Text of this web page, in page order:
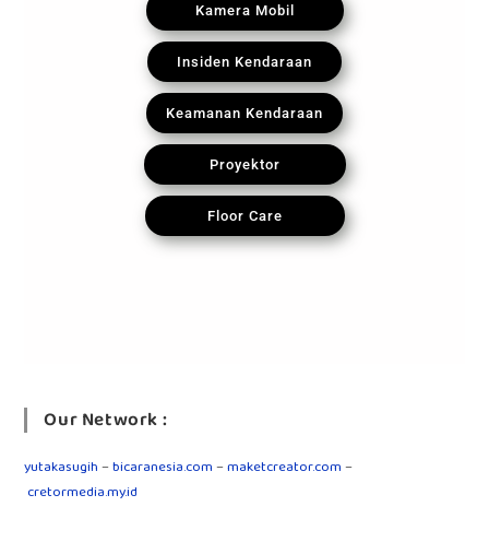
Kamera Mobil
Insiden Kendaraan
Keamanan Kendaraan
Proyektor
Floor Care
Our Network :
yutakasugih–bicaranesia.com–maketcreator.com–
cretormedia.my.id